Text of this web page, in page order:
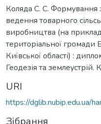
Коляда С. С. Формування
ведення товарного
виробництва (на
територіальної громади
Київської області) :
Геодезія та землеустрій.
URI
https://dglib.nubip.edu.ua/
Зібрання